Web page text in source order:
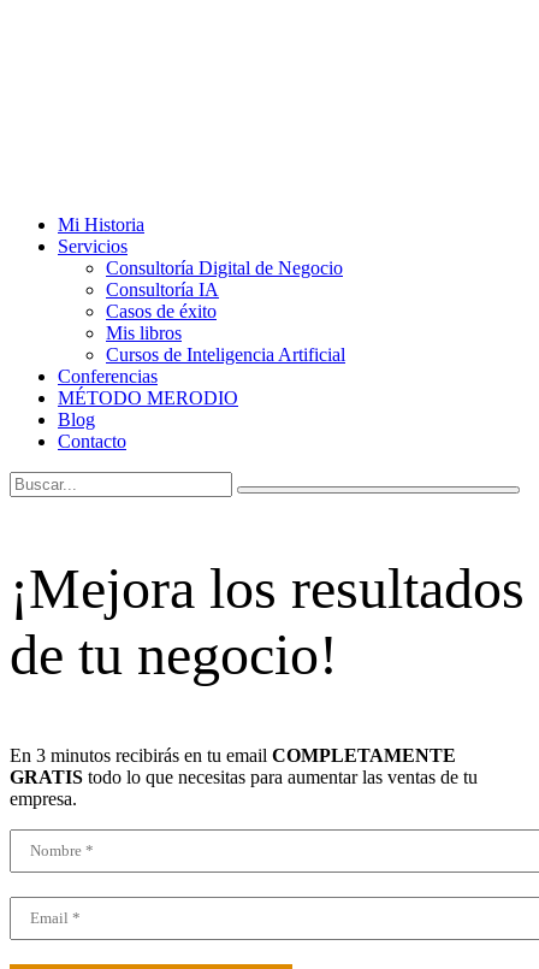
Mi Historia
Servicios
Consultoría Digital de Negocio
Consultoría IA
Casos de éxito
Mis libros
Cursos de Inteligencia Artificial
Conferencias
MÉTODO MERODIO
Blog
Contacto
¡Mejora los resultados
de tu negocio!
En 3 minutos recibirás en tu email COMPLETAMENTE
GRATIS todo lo que necesitas para aumentar las ventas de tu
empresa.